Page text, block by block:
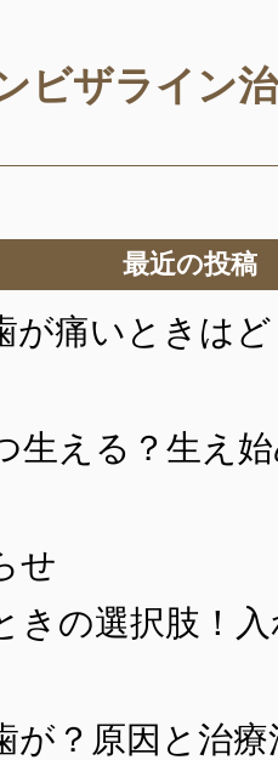
ビザライン
最近の投稿
が痛いときは
生える？生え
せ
きの選択肢！
が？原因と治